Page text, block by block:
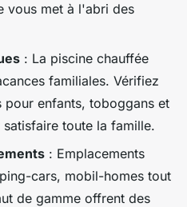
vous met à l'abri des
: La piscine chauffée
familiales. Vérifiez
pour enfants, toboggans et
toute la famille.
: Emplacements
cars, mobil-homes tout
de gamme offrent des